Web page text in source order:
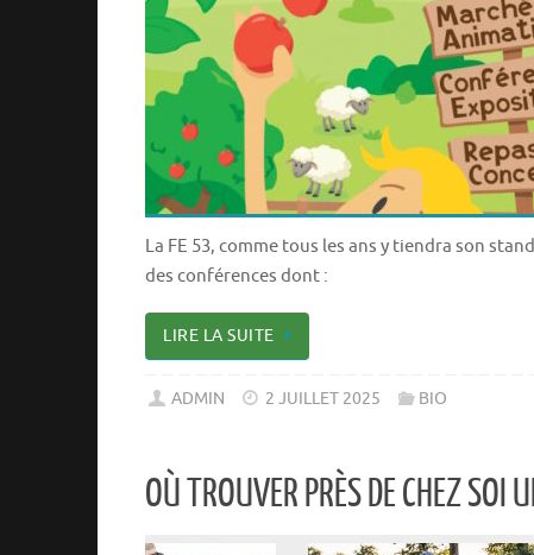
La FE 53, comme tous les ans y tiendra son
des conférences dont :
LIRE LA SUITE
ADMIN 2 JUILLET 2025 BIO
OÙ TROUVER PRÈS DE CHEZ SOI